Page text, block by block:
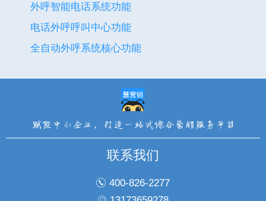
外呼智能电话系统功能
电话外呼呼叫中心功能
全自动外呼系统核心功能
联系我们
400-826-2277